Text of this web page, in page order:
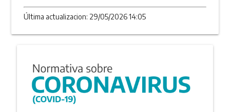
Última actualizacion: 29/05/2026 14:05